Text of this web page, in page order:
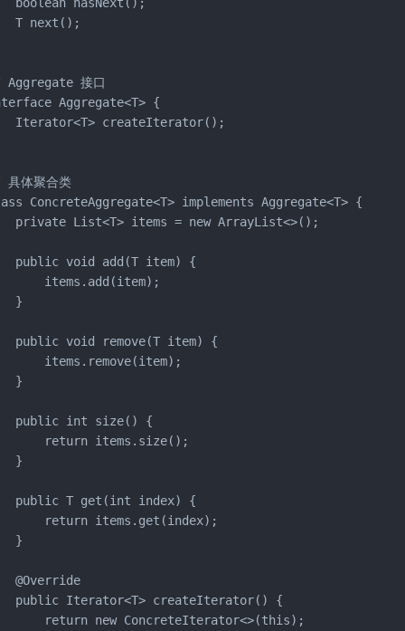
T next();
接口
Aggregate<T> {
Iterator<T> createIterator();
体聚合类
ConcreteAggregate<T> implements Aggregate<T> {
private List<T> items = new ArrayList<>();
public void add(T item) {
items.add(item);
}
public void remove(T item) {
items.remove(item);
}
public int size() {
return items.size();
}
public T get(int index) {
return items.get(index);
}
@Override
public Iterator<T> createIterator() {
return new ConcreteIterator<>(this);